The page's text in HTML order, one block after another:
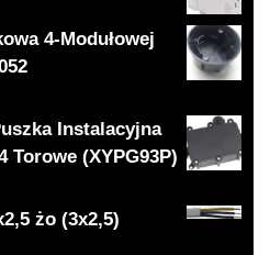
4-Modułowej
Instalacyjna
Torowe (XYPG93P)
żo (3x2,5)